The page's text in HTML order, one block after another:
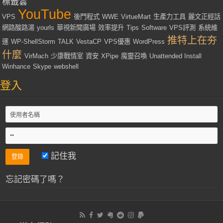
VPS YouTube 後門程式 WWE VirtueMart 生產力工具 麗文正經話
網路酸路湯 yourls 華視新聞廣場 效率提升 Tips Software VPS評測 系統維
運 WP-ShellStorm TALK VestaCP VPS優惠 WordPress 推特上在夯
什麼 VirMach 少康戰情室 資安 XPipe 魔靈召喚 Unattended Install
Winhance Skype webshell
登入
記住我
忘記密碼了嗎？